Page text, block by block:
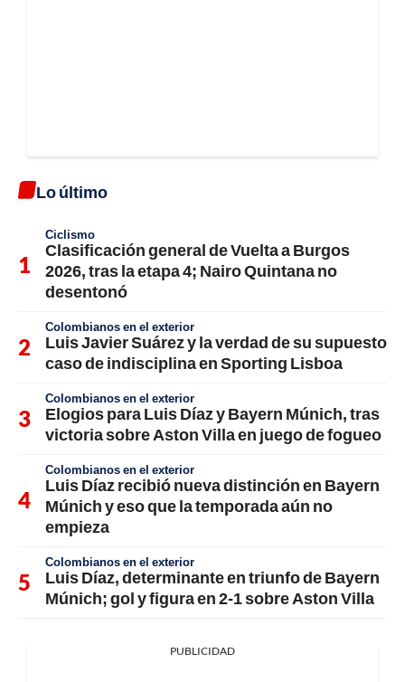
Lo último
Ciclismo
Clasificación general de Vuelta a Burgos
2026, tras la etapa 4; Nairo Quintana no
desentonó
Colombianos en el exterior
Luis Javier Suárez y la verdad de su supuesto
caso de indisciplina en Sporting Lisboa
Colombianos en el exterior
Elogios para Luis Díaz y Bayern Múnich, tras
victoria sobre Aston Villa en juego de fogueo
Colombianos en el exterior
Luis Díaz recibió nueva distinción en Bayern
Múnich y eso que la temporada aún no
empieza
Colombianos en el exterior
Luis Díaz, determinante en triunfo de Bayern
Múnich; gol y figura en 2-1 sobre Aston Villa
PUBLICIDAD